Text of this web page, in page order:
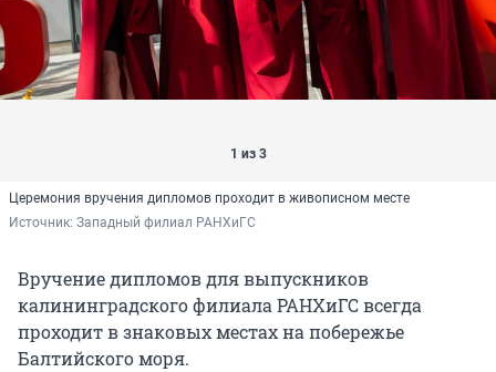
1 из 3
Церемония вручения дипломов проходит в живописном месте
Источник: Западный филиал РАНХиГС
Вручение дипломов для выпускников
калининградского филиала РАНХиГС всегда
проходит в знаковых местах на побережье
Балтийского моря.